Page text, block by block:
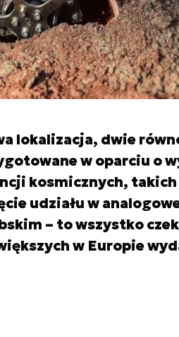
lokalizacja, dwie
w oparciu o
kosmicznych, takich
udziału w
– to wszystko
w Europie